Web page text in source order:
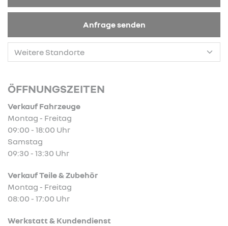
Anfrage senden
ÖFFNUNGSZEITEN
Verkauf Fahrzeuge
Montag - Freitag
09:00 - 18:00 Uhr
Samstag
09:30 - 13:30 Uhr
Verkauf Teile & Zubehör
Montag - Freitag
08:00 - 17:00 Uhr
Werkstatt & Kundendienst